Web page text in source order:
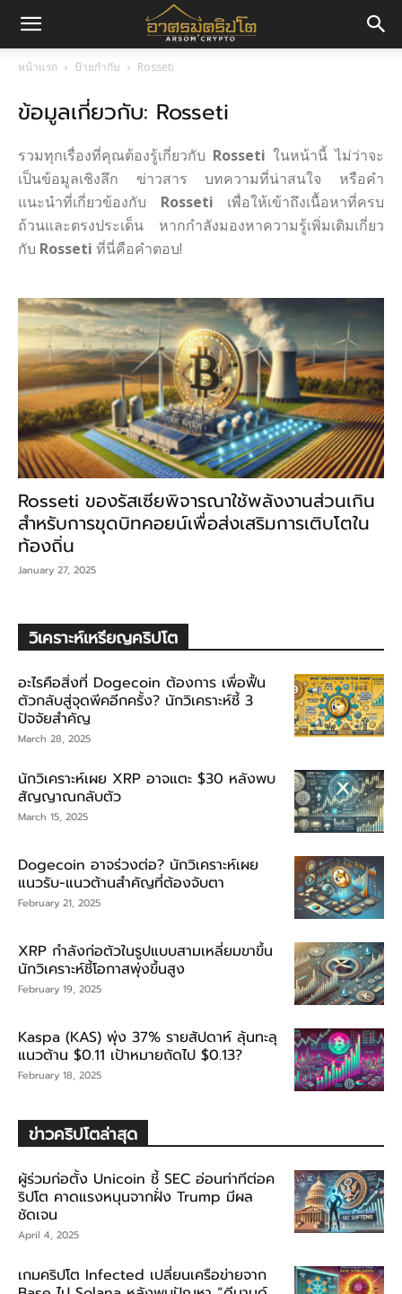
มค
หน้าแรก ป้ายกำกับ Rosseti
ข้อมูลเกี่ยวกับ: Rosseti
รวมทุกเรื่องที่คุณต้องรู้เกี่ยวกับ Rosseti ในหน้านี้ ไม่ว่าจะ
เป็นข้อมูลเชิงลึก ข่าวสาร บทความที่น่าสนใจ หรือคำ
แนะนำที่เกี่ยวข้องกับ Rosseti เพื่อให้เข้าถึงเนื้อหาที่ครบ
ถ้วนและตรงประเด็น หากกำลังมองหาความรู้เพิ่มเติมเกี่ยว
กับ Rosseti ที่นี่คือคำตอบ!
Rosseti ของรัสเซียพิจารณาใช้พลังงานส่วนเกิน
สำหรับการขุดบิทคอยน์เพื่อส่งเสริมการเติบโตใน
ท้องถิ่น
January 27, 2025
วิเคราะห์เหรียญคริปโต
อะไรคือสิ่งที่ Dogecoin ต้องการ เพื่อฟื้น
ตัวกลับสู่จุดพีคอีกครั้ง? นักวิเคราะห์ชี้ 3
ปัจจัยสำคัญ
March 28, 2025
นักวิเคราะห์เผย XRP อาจแตะ $30 หลังพบ
สัญญาณกลับตัว
March 15, 2025
Dogecoin อาจร่วงต่อ? นักวิเคราะห์เผย
แนวรับ-แนวต้านสำคัญที่ต้องจับตา
February 21, 2025
XRP กำลังก่อตัวในรูปแบบสามเหลี่ยมขาขึ้น
นักวิเคราะห์ชี้โอกาสพุ่งขึ้นสูง
February 19, 2025
Kaspa (KAS) พุ่ง 37% รายสัปดาห์ ลุ้นทะลุ
แนวต้าน $0.11 เป้าหมายถัดไป $0.13?
February 18, 2025
ข่าวคริปโตล่าสุด
ผู้ร่วมก่อตั้ง Unicoin ชี้ SEC อ่อนท่าทีต่อค
ริปโต คาดแรงหนุนจากฝั่ง Trump มีผล
ชัดเจน
April 4, 2025
เกมคริปโต Infected เปลี่ยนเครือข่ายจาก